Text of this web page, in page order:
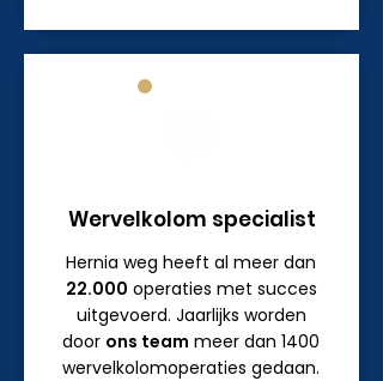
Wervelkolom specialist
Hernia weg heeft al meer dan
22.000 operaties met succes
uitgevoerd. Jaarlijks worden
door ons team meer dan 1400
wervelkolomoperaties gedaan.